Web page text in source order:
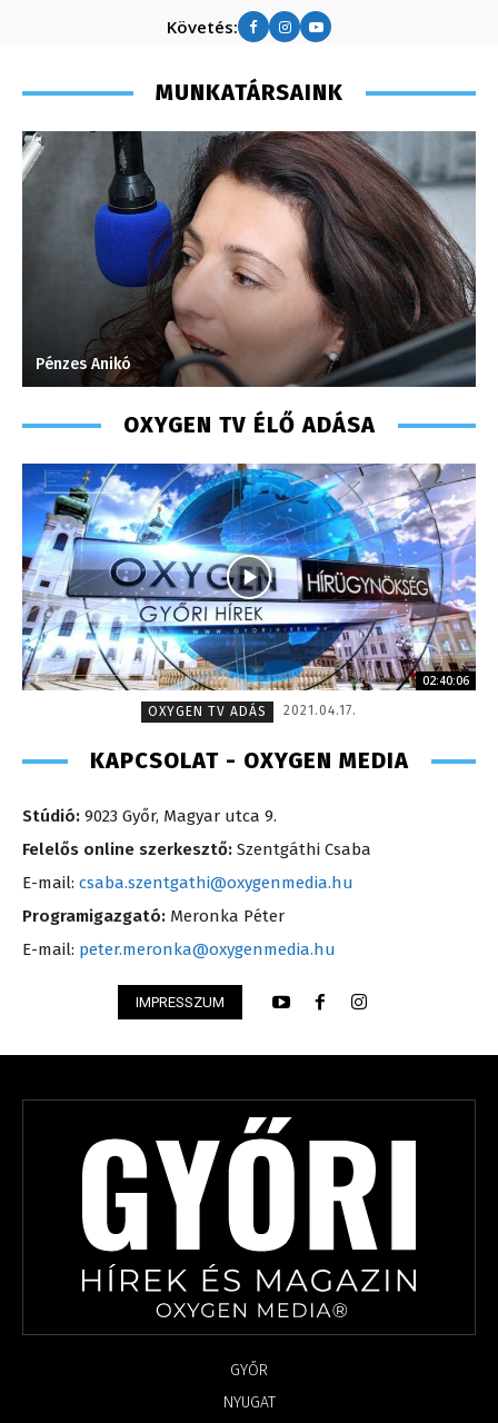
Követés:
MUNKATÁRSAINK
Pénzes Anikó
OXYGEN TV ÉLŐ ADÁSA
02:40:06
OXYGEN TV ADÁS
2021.04.17.
KAPCSOLAT - OXYGEN MEDIA
Stúdió: 9023 Győr, Magyar utca 9.
Felelős online szerkesztő: Szentgáthi Csaba
E-mail: csaba.szentgathi@oxygenmedia.hu
Programigazgató: Meronka Péter
E-mail: peter.meronka@oxygenmedia.hu
IMPRESSZUM
GYŐR
NYUGAT